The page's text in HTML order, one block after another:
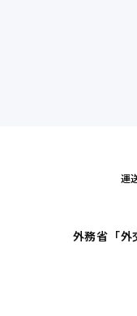
運
外務省「外